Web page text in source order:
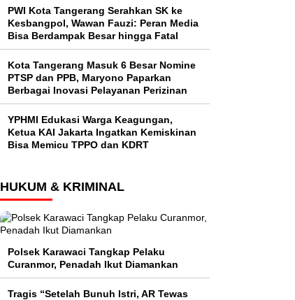
PWI Kota Tangerang Serahkan SK ke
Kesbangpol, Wawan Fauzi: Peran Media
Bisa Berdampak Besar hingga Fatal
Kota Tangerang Masuk 6 Besar Nomine
PTSP dan PPB, Maryono Paparkan
Berbagai Inovasi Pelayanan Perizinan
YPHMI Edukasi Warga Keagungan,
Ketua KAI Jakarta Ingatkan Kemiskinan
Bisa Memicu TPPO dan KDRT
HUKUM & KRIMINAL
Polsek Karawaci Tangkap Pelaku
Curanmor, Penadah Ikut Diamankan
Tragis “Setelah Bunuh Istri, AR Tewas